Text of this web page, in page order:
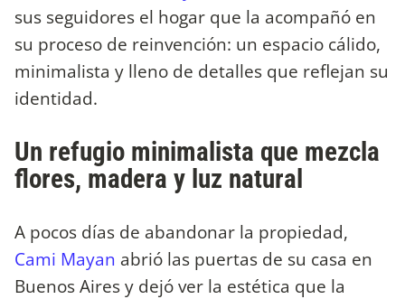
sus seguidores el hogar que la acompañó en
su proceso de reinvención: un espacio cálido,
minimalista y lleno de detalles que reflejan su
identidad.
Un refugio minimalista que mezcla
flores, madera y luz natural
A pocos días de abandonar la propiedad,
Cami Mayan abrió las puertas de su casa en
Buenos Aires y dejó ver la estética que la